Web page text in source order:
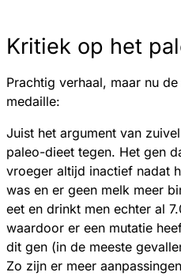
Kritiek op het
Prachtig verhaal, maar nu
medaille:
Juist het argument van
paleo-dieet tegen. Het gen
vroeger altijd inactief nadat
was en er geen melk meer
eet en drinkt men echter al
waardoor er een mutatie
dit gen (in de meeste
Zo zijn er meer